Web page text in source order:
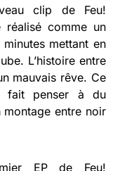
clip de Feu!
réalisé comme un
mettant en
L’histoire entre
mauvais rêve. Ce
fait penser à du
montage entre noir
EP de Feu!